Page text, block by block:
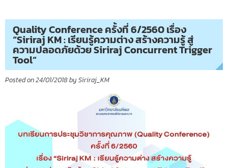
Quality Conference ครั้งที่ 6/2560 เรื่อง
“Siriraj KM : เรียนรู้ความต่าง สร้างความรู้ สู่
ความปลอดภัยด้วย Siriraj Concurrent Trigger
Tool”
Posted on24/01/2018by Siriraj_KM